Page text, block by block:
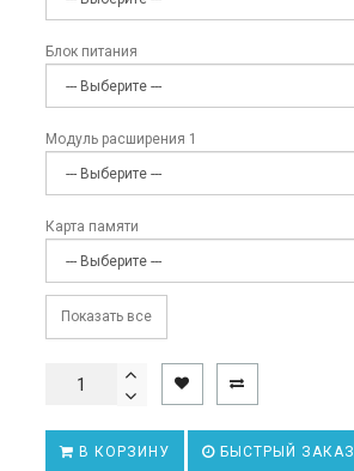
Блок питания
Модуль расширения 1
Карта памяти
Коммуникационные модуль 2
Модуль расширения 2
Показать все
В КОРЗИНУ БЫСТРЫЙ ЗАКАЗ